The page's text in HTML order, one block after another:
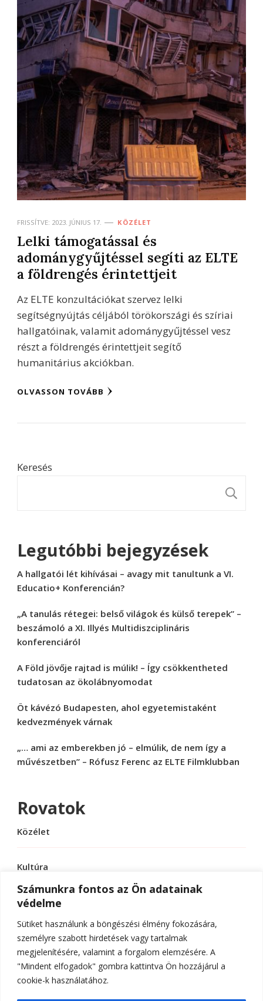
Számunkra fontos az Ön adatainak
védelme
Sütiket használunk a böngészési élmény fokozására,
személyre szabott hirdetések vagy tartalmak
megjelenítésére, valamint a forgalom elemzésére. A
"Mindent elfogadok" gombra kattintva Ön hozzájárul a
cookie-k használatához.
FRISSÍTVE: 2023. JÚNIUS 17. KÖZÉLET
Lelki támogatással és
adománygyűjtéssel segíti az ELTE
a földrengés érintettjeit
Az ELTE konzultációkat szervez lelki
segítségnyújtás céljából törökországi és szíriai
hallgatóinak, valamit adománygyűjtéssel vesz
részt a földrengés érintettjeit segítő
humanitárius akciókban.
OLVASSON TOVÁBB
Keresés
Legutóbbi bejegyzések
A hallgatói lét kihívásai – avagy mit tanultunk a VI.
Educatio+ Konferencián?
„A tanulás rétegei: belső világok és külső terepek” –
beszámoló a XI. Illyés Multidiszciplináris
konferenciáról
A Föld jövője rajtad is múlik! – Így csökkentheted
tudatosan az ökolábnyomodat
Öt kávézó Budapesten, ahol egyetemistaként
kedvezmények várnak
„… ami az emberekben jó – elmúlik, de nem így a
művészetben” – Rófusz Ferenc az ELTE Filmklubban
Rovatok
Közélet
Kultúra
Sport
Tudomány